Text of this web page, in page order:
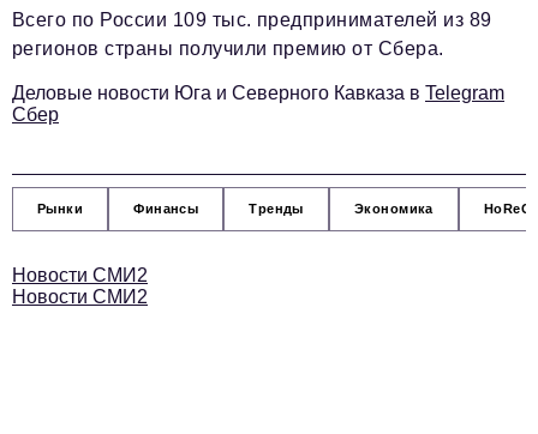
Информационный отдел
info@business-magazine.online
reklama@business-magazine.online
partner@business-magazine.online
Всего по России 109 тыс. предпринимателей из 89
регионов страны получили премию от Сбера.
Деловые новости Юга и Северного Кавказа в Telegram
Сбер
Рынки Финансы Тренды Экономика HoReCa
Новости СМИ2
Новости СМИ2